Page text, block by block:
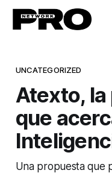
UNCATEGORIZED
Atexto,
que
Una propuesta que